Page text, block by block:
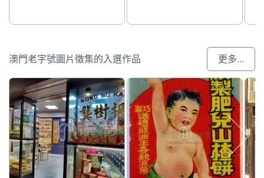
澳門老字號圖片徵集的入選作品 更多...